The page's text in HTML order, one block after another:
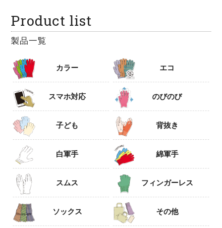
Product list
製品一覧
カラー エコ
スマホ対応 のびのび
子ども 背抜き
白軍手 綿軍手
スムス フィンガーレス
ソックス その他